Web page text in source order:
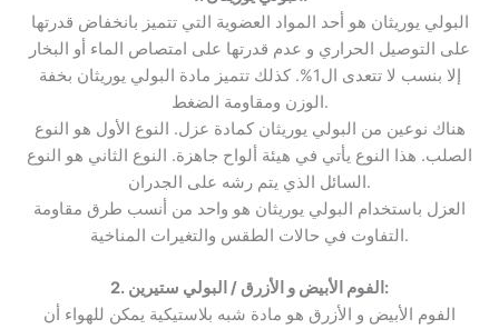
البولي يوريثان هو أحد المواد العضوية التي تتميز بانخفاض قدرتها
على التوصيل الحراري و عدم قدرتها على امتصاص الماء أو البخار
إلا بنسب لا تتعدى ال1%. كذلك تتميز مادة البولي يوريثان بخفة
الوزن ومقاومة الضغط.
هناك نوعين من البولي يوريثان كمادة عزل. النوع الأول هو النوع
الصلب. هذا النوع يأتي في هيئة ألواح جاهزة. النوع الثاني هو النوع
السائل الذي يتم رشه على الجدران.
العزل باستخدام البولي يوريثان هو واحد من أنسب طرق مقاومة
التفاوت في حالات الطقس والتغيرات المناخية.
2. الفوم الأبيض و الأزرق / البولي ستيرين:
الفوم الأبيض و الأزرق هو مادة شبه بلاستيكية يمكن للهواء أن